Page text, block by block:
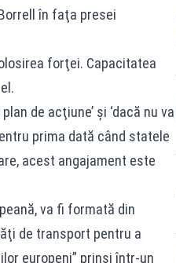
în faţa presei
forţei. Capacitatea
de acţiune’ şi ‘dacă nu va
prima dată când statele
acest angajament este
va fi formată din
de transport pentru a
europeni” prinşi într-un